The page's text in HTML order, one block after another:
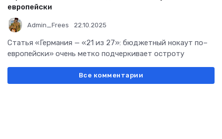
европейски
Admin_Frees 22.10.2025
Статья «Германия — «21 из 27»: бюджетный нокаут по–
европейски» очень метко подчеркивает остроту
Все комментарии